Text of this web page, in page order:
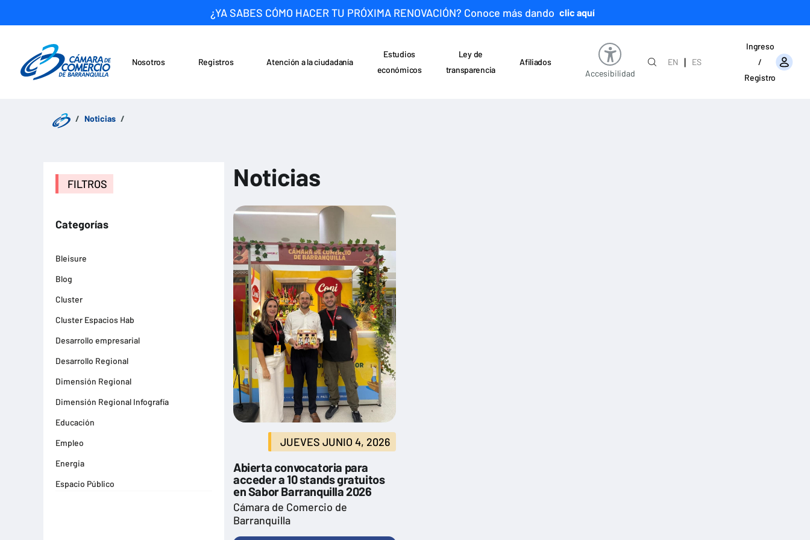
¿YA SABES CÓMO HACER TU PRÓXIMA RENOVACIÓN? Conoce más dando clic aquí
Nosotros Registros
Atención a la ciudadanía
Estudios
económicos
Ley de
transparencia
Afiliados
Accesibilidad
EN |
ES
Ingreso
/
Registro
Noticias
FILTROS
Categorías
Bleisure
Blog
Cluster
Cluster Espacios Hab
Desarrollo empresarial
Desarrollo Regional
Dimensión Regional
Dimensión Regional Infografía
Educación
Empleo
Energia
Espacio Público
Noticias
JUEVES JUNIO 4, 2026
Abierta convocatoria para
acceder a 10 stands gratuitos
en Sabor Barranquilla 2026
Cámara de Comercio de
Barranquilla